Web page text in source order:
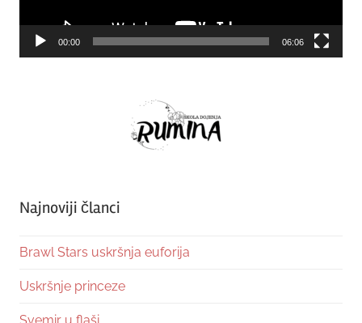
00:00 06:06
Najnoviji članci
Brawl Stars uskršnja euforija
Uskršnje princeze
Svemir u flaši